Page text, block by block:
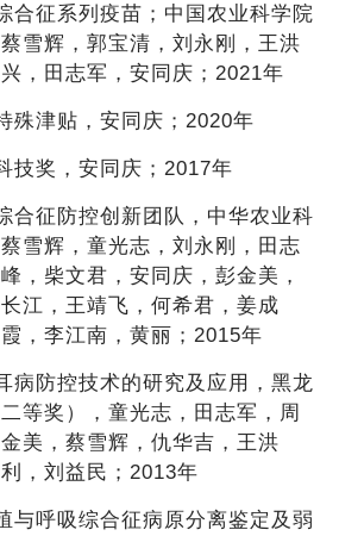
合征系列疫苗；中国农业科学院
雪辉，郭宝清，刘永刚，王洪
，田志军，安同庆；2021年
殊津贴，安同庆；2020年
技奖，安同庆；2017年
合征防控创新团队，中华农业科
雪辉，童光志，刘永刚，田志
，柴文君，安同庆，彭金美，
江，王靖飞，何希君，姜成
，李江南，黄丽；2015年
病防控技术的研究及应用，黑龙
等奖），童光志，田志军，周
美，蔡雪辉，仇华吉，王洪
，刘益民；2013年
与呼吸综合征病原分离鉴定及弱